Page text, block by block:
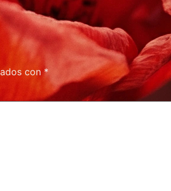
con *